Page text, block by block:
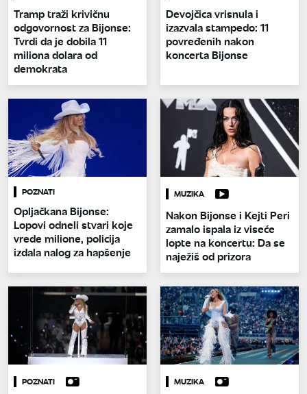
Tramp traži krivičnu
odgovornost za Bijonse:
Tvrdi da je dobila 11
miliona dolara od
demokrata
Devojčica vrisnula i
izazvala stampedo: 11
povređenih nakon
koncerta Bijonse
POZNATI
Opljačkana Bijonse:
Lopovi odneli stvari koje
vrede milione, policija
izdala nalog za hapšenje
MUZIKA
Nakon Bijonse i Kejti Peri
zamalo ispala iz viseće
lopte na koncertu: Da se
naježiš od prizora
POZNATI MUZIKA